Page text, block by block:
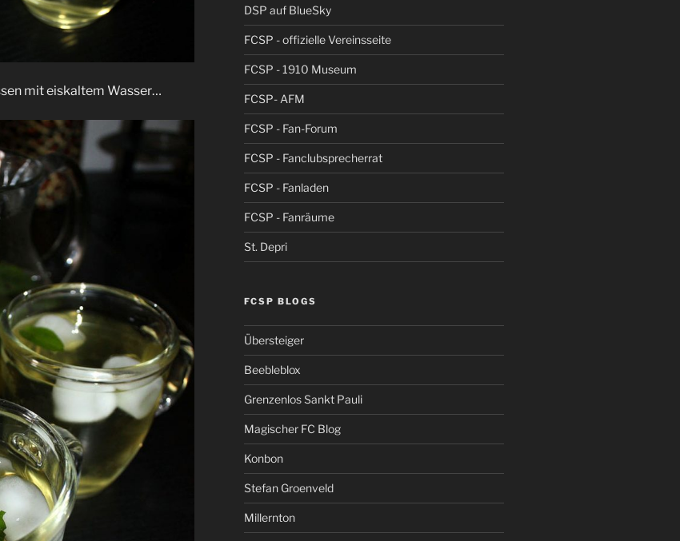
mit eiskaltem Wasser…
DSP auf BlueSky
FCSP - offizielle Vereinsseite
FCSP - 1910 Museum
FCSP- AFM
FCSP - Fan-Forum
FCSP - Fanclubsprecherrat
FCSP - Fanladen
FCSP - Fanräume
St. Depri
FCSP BLOGS
Übersteiger
Beebleblox
Grenzenlos Sankt Pauli
Magischer FC Blog
Konbon
Stefan Groenveld
Millernton